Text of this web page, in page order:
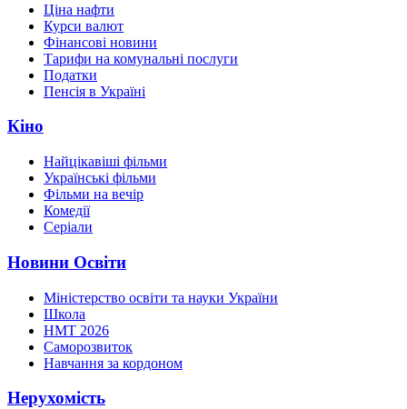
Ціна нафти
Курси валют
Фінансові новини
Тарифи на комунальні послуги
Податки
Пенсія в Україні
Кіно
Найцікавіші фільми
Українські фільми
Фільми на вечір
Комедії
Серіали
Новини Освіти
Міністерство освіти та науки України
Школа
НМТ 2026
Саморозвиток
Навчання за кордоном
Нерухомість